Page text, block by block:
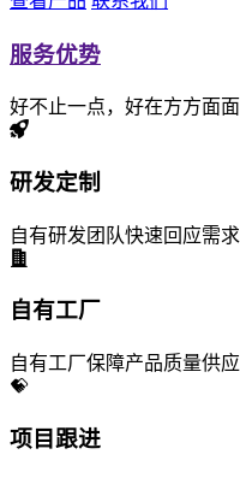
服务优势
好不止一点，好在方方面面
研发定制
自有研发团队快速回应需求
自有工厂
自有工厂保障产品质量供应
项目跟进